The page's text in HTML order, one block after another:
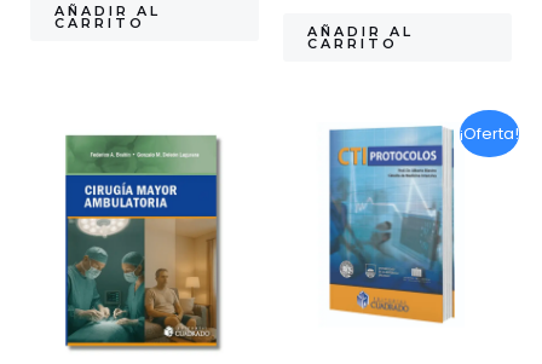
AÑADIR AL
CARRITO AÑADIR AL
CARRITO
¡Oferta!